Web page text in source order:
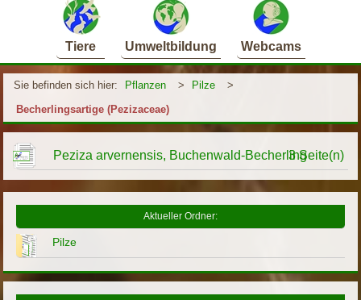
Tiere Umweltbildung Webcams
Sie befinden sich hier: Pflanzen > Pilze
>
Becherlingsartige (Pezizaceae)
Peziza arvernensis, Buchenwald-Becherling3 Seite(n)
Aktueller Ordner:
Pilze